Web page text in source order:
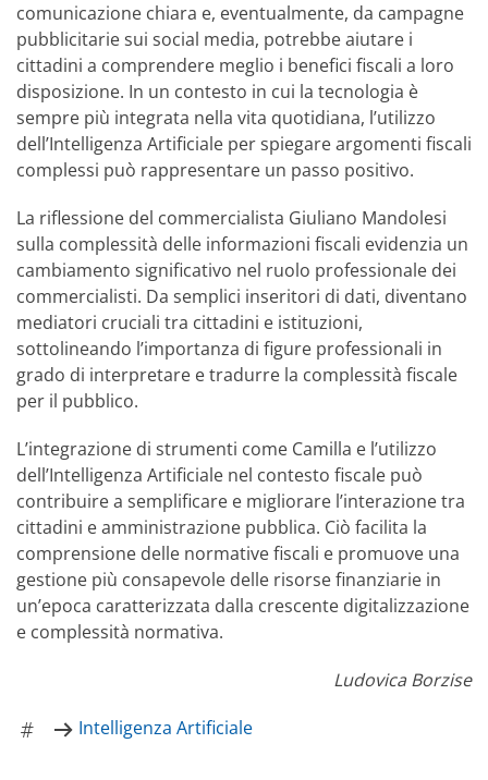
comunicazione chiara e, eventualmente, da campagne
pubblicitarie sui social media, potrebbe aiutare i
cittadini a comprendere meglio i benefici fiscali a loro
disposizione. In un contesto in cui la tecnologia è
sempre più integrata nella vita quotidiana, l’utilizzo
dell’Intelligenza Artificiale per spiegare argomenti fiscali
complessi può rappresentare un passo positivo.
La riflessione del commercialista Giuliano Mandolesi
sulla complessità delle informazioni fiscali evidenzia un
cambiamento significativo nel ruolo professionale dei
commercialisti. Da semplici inseritori di dati, diventano
mediatori cruciali tra cittadini e istituzioni,
sottolineando l’importanza di figure professionali in
grado di interpretare e tradurre la complessità fiscale
per il pubblico.
L’integrazione di strumenti come Camilla e l’utilizzo
dell’Intelligenza Artificiale nel contesto fiscale può
contribuire a semplificare e migliorare l’interazione tra
cittadini e amministrazione pubblica. Ciò facilita la
comprensione delle normative fiscali e promuove una
gestione più consapevole delle risorse finanziarie in
un’epoca caratterizzata dalla crescente digitalizzazione
e complessità normativa.
Ludovica Borzise
Intelligenza Artificiale